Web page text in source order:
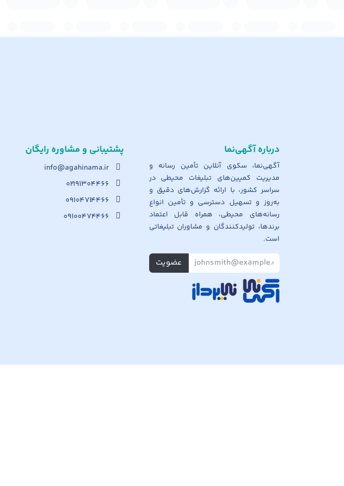
پشتیبانی و مشاوره رایگان
info@agahinama.ir
۰۲۱۹۱۳۰۴۴۶۶
۰۹۱۰۴۷۱۴۴۶۶
۰۹۱۰۰۴۷۴۴۶۶
درباره آگهی‌نما
آگهی‌نما، سکوی آنلاین تأمین رسانه و
مدیریت کمپین‌های تبلیغات محیطی در
سراسر کشور، با ارائه گزارش‌های دقیق و
به‌روز و تسهیل دسترسی و تأمین انواع
رسانه‌های محیطی، همراه قابل اعتماد
برندها، تولیدکنندگان و مشاوران تبلیغاتی
است.
عضویت